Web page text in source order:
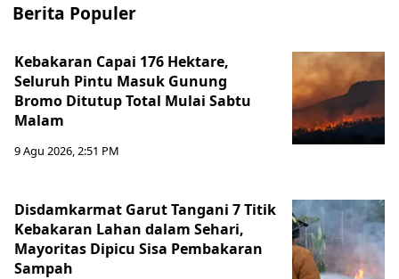
Berita Populer
Kebakaran Capai 176 Hektare,
Seluruh Pintu Masuk Gunung
Bromo Ditutup Total Mulai Sabtu
Malam
9 Agu 2026, 2:51 PM
Disdamkarmat Garut Tangani 7 Titik
Kebakaran Lahan dalam Sehari,
Mayoritas Dipicu Sisa Pembakaran
Sampah